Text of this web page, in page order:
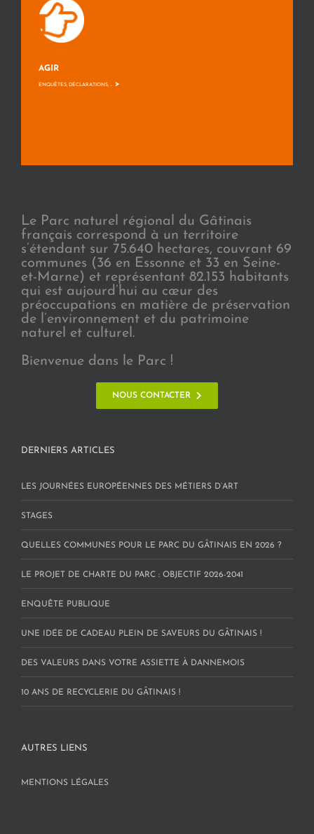
AGIR
ENQUÊTES, DÉCLARATIONS, ... >
Le Parc naturel régional du Gâtinais
français correspond à un territoire
s’étendant sur 75.640 hectares, couvrant 69
communes (36 en Essonne et 33 en Seine-
et-Marne) et représentant 82.153 habitants
qui est aujourd’hui au cœur des
préoccupations en matière de préservation
de l’environnement et du patrimoine
naturel et culturel.
Bienvenue dans le Parc !
NOUS CONTACTER
DERNIERS ARTICLES
LES JOURNÉES EUROPÉENNES DES MÉTIERS D’ART
STAGES
QUELLES COMMUNES POUR LE PARC DU GÂTINAIS EN 2026 ?
LE PROJET DE CHARTE DU PARC : OBJECTIF 2026-2041
ENQUÊTE PUBLIQUE
UNE IDÉE DE CADEAU PLEIN DE SAVEURS DU GÂTINAIS !
DES VALEURS DANS VOTRE ASSIETTE À DANNEMOIS
10 ANS DE RECYCLERIE DU GÂTINAIS !
AUTRES LIENS
MENTIONS LÉGALES